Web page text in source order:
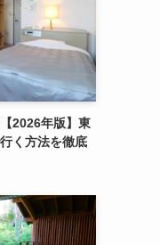
2026年版】東
く方法を徹底